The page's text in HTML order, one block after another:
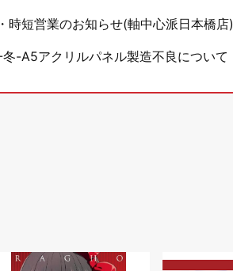
時短営業のお知らせ(軸中心派日本橋店)
-A5アクリルパネル製造不良について